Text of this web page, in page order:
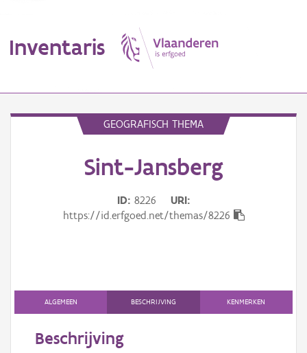
Inventaris
Persoon of collectief
Downloads
GEOGRAFISCH THEMA
Sint-Jansberg
ID 8226
URI
https://id.erfgoed.net/themas/8226
ALGEMEEN BESCHRIJVING KENMERKEN
Beschrijving